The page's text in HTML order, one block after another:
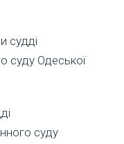
судді
суду Одеської
суду